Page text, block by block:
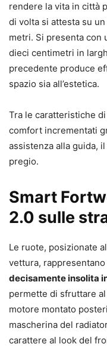
rendere la vita in città
di volta si attesta su
metri. Si presenta con
dieci centimetri in
precedente produce
spazio sia all’estetica.
Tra le caratteristiche
comfort incrementati
assistenza alla guida,
pregio.
Smart
2.0 sulle
Le ruote, posizionate
vettura, rappresentano
decisamente insolita
permette di sfruttare
motore montato
mascherina del
carattere al look del